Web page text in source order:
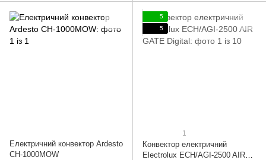
Електричний конвектор Ardesto
CH-1000MOW
5
5
1
Конвектор електричний
Electrolux ECH/AGI-2500 AIR